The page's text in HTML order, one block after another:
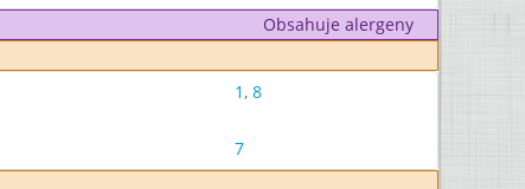
Obsahuje alergeny
1, 8
7